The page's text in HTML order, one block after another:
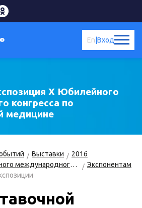
Вход
En
X Юбилейного
конгресса по
медицине
Выставки
2016
Выставка X Юбилейного международного конгресса по репродуктивной медицине
Экспонентам